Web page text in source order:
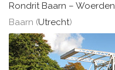
Rondrit Baarn – Woerden
Baarn (Utrecht)